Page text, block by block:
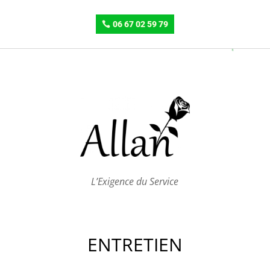
06 67 02 59 79
L’Exigence du Service
ENTRETIEN